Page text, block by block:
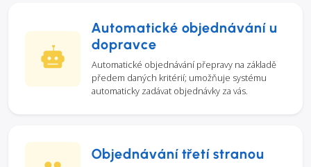
Automatické objednávání u
dopravce
Automatické objednávání přepravy na základě
předem daných kritérií; umožňuje systému
automaticky zadávat objednávky za vás.
Objednávání třetí stranou